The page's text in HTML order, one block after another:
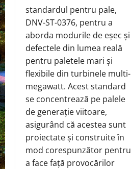
standardul pentru pale,
DNV-ST-0376, pentru a
aborda modurile de eșec și
defectele din lumea reală
pentru paletele mari și
flexibile din turbinele multi-
megawatt. Acest standard
se concentrează pe palele
de generație viitoare,
asigurând că acestea sunt
proiectate și construite în
mod corespunzător pentru
a face față provocărilor